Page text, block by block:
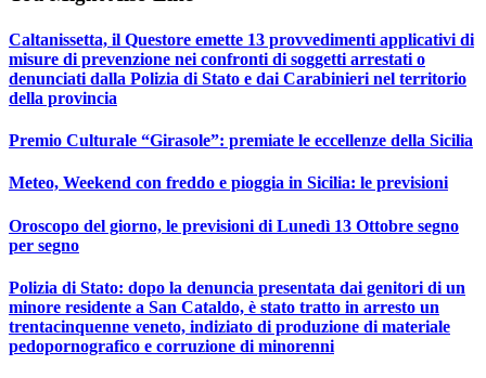
Caltanissetta, il Questore emette 13 provvedimenti applicativi di
misure di prevenzione nei confronti di soggetti arrestati o
denunciati dalla Polizia di Stato e dai Carabinieri nel territorio
della provincia
Premio Culturale “Girasole”: premiate le eccellenze della Sicilia
Meteo, Weekend con freddo e pioggia in Sicilia: le previsioni
Oroscopo del giorno, le previsioni di Lunedì 13 Ottobre segno
per segno
Polizia di Stato: dopo la denuncia presentata dai genitori di un
minore residente a San Cataldo, è stato tratto in arresto un
trentacinquenne veneto, indiziato di produzione di materiale
pedopornografico e corruzione di minorenni